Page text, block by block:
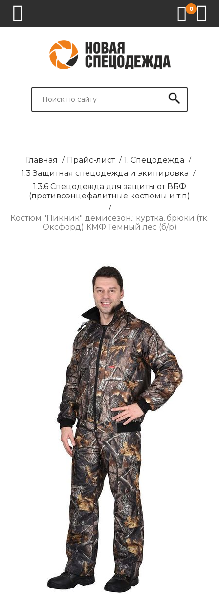
0
СПЕЦОДЕЖДА
СПЕЦОБУВЬ
СРЕДСТВА
ВСПОМОГАТЕЛЬНЫЕ
БРЕНДИРОВАНИЕ
Главная / Прайс-лист / 1. Спецодежда /
1.3 Защитная спецодежда и экипировка /
1.3.6 Спецодежда для защиты от ВБФ
(противоэнцефалитные костюмы и т.п)
/
Костюм "Пикник" демисезон.: куртка, брюки (тк.
Оксфорд) КМФ Темный лес (б/р)